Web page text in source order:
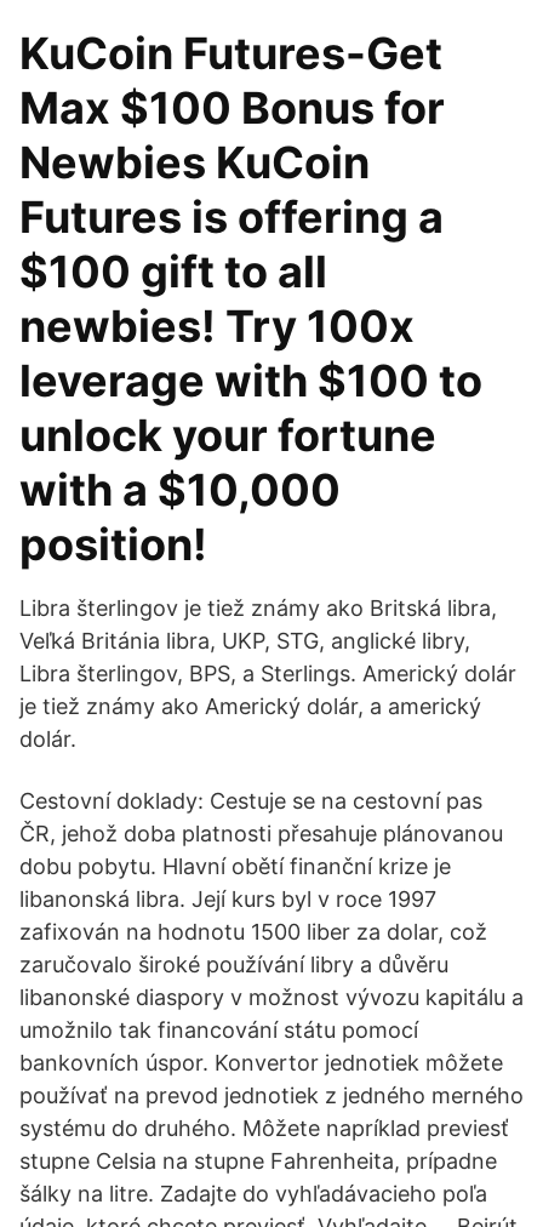
KuCoin Futures-Get
Max $100 Bonus for
Newbies KuCoin
Futures is offering a
$100 gift to all
newbies! Try 100x
leverage with $100 to
unlock your fortune
with a $10,000
position!
Libra šterlingov je tiež známy ako Britská libra,
Veľká Británia libra, UKP, STG, anglické libry,
Libra šterlingov, BPS, a Sterlings. Americký dolár
je tiež známy ako Americký dolár, a americký
dolár.
Cestovní doklady: Cestuje se na cestovní pas
ČR, jehož doba platnosti přesahuje plánovanou
dobu pobytu. Hlavní obětí finanční krize je
libanonská libra. Její kurs byl v roce 1997
zafixován na hodnotu 1500 liber za dolar, což
zaručovalo široké používání libry a důvěru
libanonské diaspory v možnost vývozu kapitálu a
umožnilo tak financování státu pomocí
bankovních úspor. Konvertor jednotiek môžete
používať na prevod jednotiek z jedného merného
systému do druhého. Môžete napríklad previesť
stupne Celsia na stupne Fahrenheita, prípadne
šálky na litre. Zadajte do vyhľadávacieho poľa